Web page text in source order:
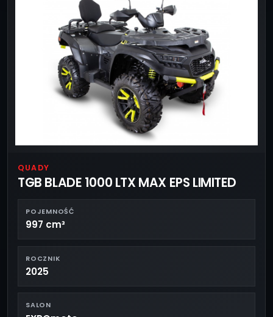
QUADY
TGB BLADE 1000 LTX MAX EPS LIMITED
POJEMNOŚĆ
997 cm³
ROCZNIK
2025
SALON